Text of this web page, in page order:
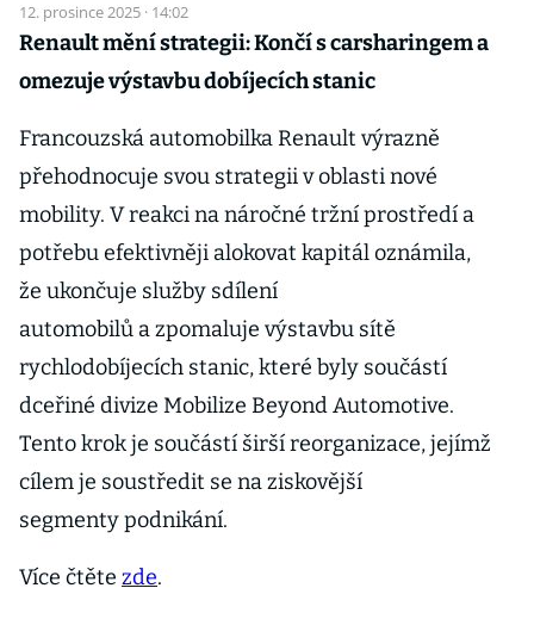
12. prosince 2025 · 14:02
Renault mění strategii: Končí s carsharingem a
omezuje výstavbu dobíjecích stanic
Francouzská automobilka Renault výrazně
přehodnocuje svou strategii v oblasti nové
mobility. V reakci na náročné tržní prostředí a
potřebu efektivněji alokovat kapitál oznámila,
že ukončuje služby sdílení
automobilů a zpomaluje výstavbu sítě
rychlodobíjecích stanic, které byly součástí
dceřiné divize Mobilize Beyond Automotive.
Tento krok je součástí širší reorganizace, jejímž
cílem je soustředit se na ziskovější
segmenty podnikání.
Více čtěte zde.